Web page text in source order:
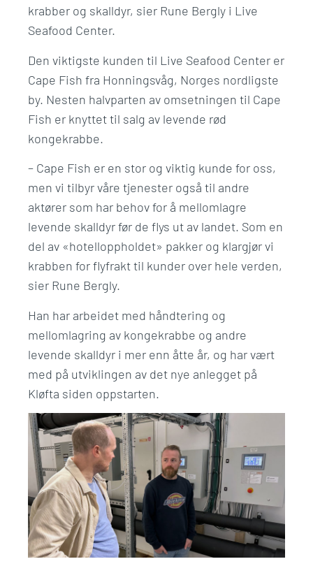
krabber og skalldyr, sier Rune Bergly i Live
Seafood Center.
Den viktigste kunden til Live Seafood Center er
Cape Fish fra Honningsvåg, Norges nordligste
by. Nesten halvparten av omsetningen til Cape
Fish er knyttet til salg av levende rød
kongekrabbe.
– Cape Fish er en stor og viktig kunde for oss,
men vi tilbyr våre tjenester også til andre
aktører som har behov for å mellomlagre
levende skalldyr før de flys ut av landet. Som en
del av «hotelloppholdet» pakker og klargjør vi
krabben for flyfrakt til kunder over hele verden,
sier Rune Bergly.
Han har arbeidet med håndtering og
mellomlagring av kongekrabbe og andre
levende skalldyr i mer enn åtte år, og har vært
med på utviklingen av det nye anlegget på
Kløfta siden oppstarten.